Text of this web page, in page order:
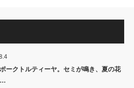
ークトルティーヤ。セミが鳴き、夏の花
…